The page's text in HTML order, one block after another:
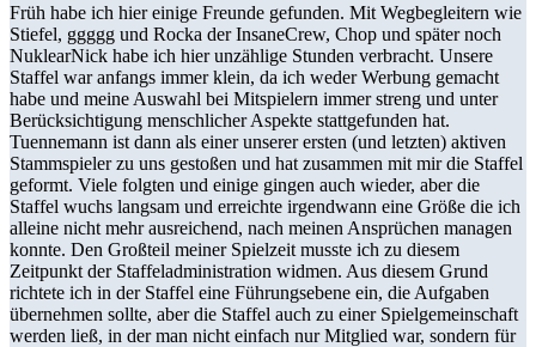
Früh habe ich hier einige Freunde gefunden. Mit Wegbegleitern wie
Stiefel, ggggg und Rocka der InsaneCrew, Chop und später noch
NuklearNick habe ich hier unzählige Stunden verbracht. Unsere
Staffel war anfangs immer klein, da ich weder Werbung gemacht
habe und meine Auswahl bei Mitspielern immer streng und unter
Berücksichtigung menschlicher Aspekte stattgefunden hat.
Tuennemann ist dann als einer unserer ersten (und letzten) aktiven
Stammspieler zu uns gestoßen und hat zusammen mit mir die Staffel
geformt. Viele folgten und einige gingen auch wieder, aber die
Staffel wuchs langsam und erreichte irgendwann eine Größe die ich
alleine nicht mehr ausreichend, nach meinen Ansprüchen managen
konnte. Den Großteil meiner Spielzeit musste ich zu diesem
Zeitpunkt der Staffeladministration widmen. Aus diesem Grund
richtete ich in der Staffel eine Führungsebene ein, die Aufgaben
übernehmen sollte, aber die Staffel auch zu einer Spielgemeinschaft
werden ließ, in der man nicht einfach nur Mitglied war, sondern für